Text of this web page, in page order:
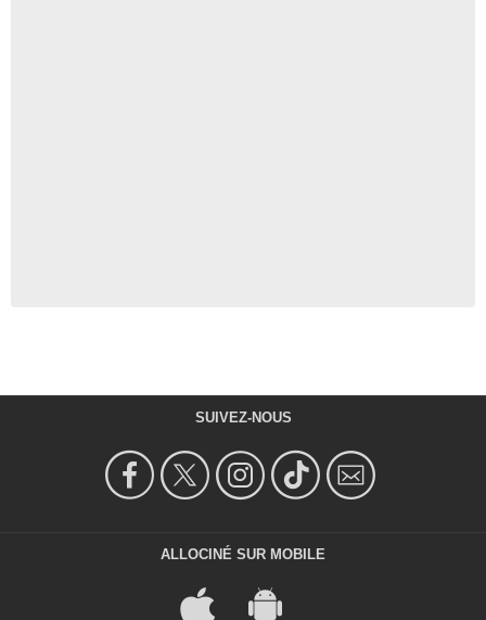
SUIVEZ-NOUS
ALLOCINÉ SUR MOBILE